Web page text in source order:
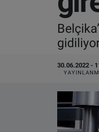
30.06.2022 -
VIDEO GALERİ
ALGEMENE
CONTACT
Çerez Politikası